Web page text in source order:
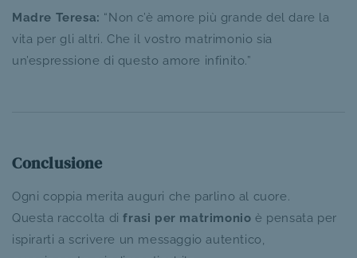
Madre Teresa: “Non c’è amore più grande del dare la
vita per gli altri. Che il vostro matrimonio sia
un’espressione di questo amore infinito.”
Conclusione
Ogni coppia merita auguri che parlino al cuore.
Questa raccolta difrasi per matrimonio è pensata per
ispirarti a scrivere un messaggio autentico,